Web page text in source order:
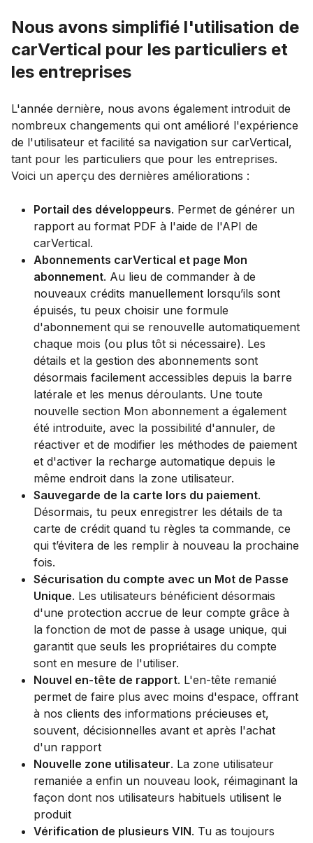
Nous avons simplifié l'utilisation de
carVertical pour les particuliers et
les entreprises
L'année dernière, nous avons également introduit de
nombreux changements qui ont amélioré l'expérience
de l'utilisateur et facilité sa navigation sur carVertical,
tant pour les particuliers que pour les entreprises.
Voici un aperçu des dernières améliorations :
Portail des développeurs. Permet de générer un
rapport au format PDF à l'aide de l'API de
carVertical.
Abonnements carVertical et page Mon
abonnement. Au lieu de commander à de
nouveaux crédits manuellement lorsqu’ils sont
épuisés, tu peux choisir une formule
d'abonnement qui se renouvelle automatiquement
chaque mois (ou plus tôt si nécessaire). Les
détails et la gestion des abonnements sont
désormais facilement accessibles depuis la barre
latérale et les menus déroulants. Une toute
nouvelle section Mon abonnement a également
été introduite, avec la possibilité d'annuler, de
réactiver et de modifier les méthodes de paiement
et d'activer la recharge automatique depuis le
même endroit dans la zone utilisateur.
Sauvegarde de la carte lors du paiement.
Désormais, tu peux enregistrer les détails de ta
carte de crédit quand tu règles ta commande, ce
qui t’évitera de les remplir à nouveau la prochaine
fois.
Sécurisation du compte avec un Mot de Passe
Unique. Les utilisateurs bénéficient désormais
d'une protection accrue de leur compte grâce à
la fonction de mot de passe à usage unique, qui
garantit que seuls les propriétaires du compte
sont en mesure de l'utiliser.
Nouvel en-tête de rapport. L'en-tête remanié
permet de faire plus avec moins d'espace, offrant
à nos clients des informations précieuses et,
souvent, décisionnelles avant et après l'achat
d'un rapport
Nouvelle zone utilisateur. La zone utilisateur
remaniée a enfin un nouveau look, réimaginant la
façon dont nos utilisateurs habituels utilisent le
produit
Vérification de plusieurs VIN. Tu as toujours